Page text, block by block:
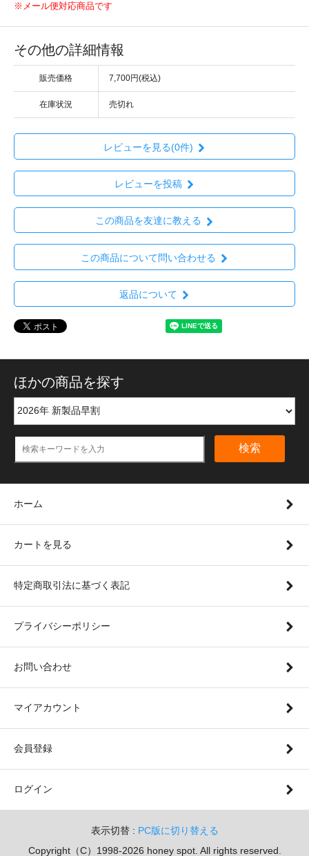
※メール便対応商品です
その他の詳細情報
販売価格 7,700円(税込)
在庫状況 売切れ
レビューを見る(0件)
レビューを投稿
この商品を友達に教える
この商品について問い合わせる
返品について
ほかの商品を探す
検索
ホーム
カートを見る
特定商取引法に基づく表記
プライバシーポリシー
お問い合わせ
マイアカウント
会員登録
ログイン
表示切替 : PC版に切り替える
Copyright（C）1998-2026 honey spot. All rights reserved.